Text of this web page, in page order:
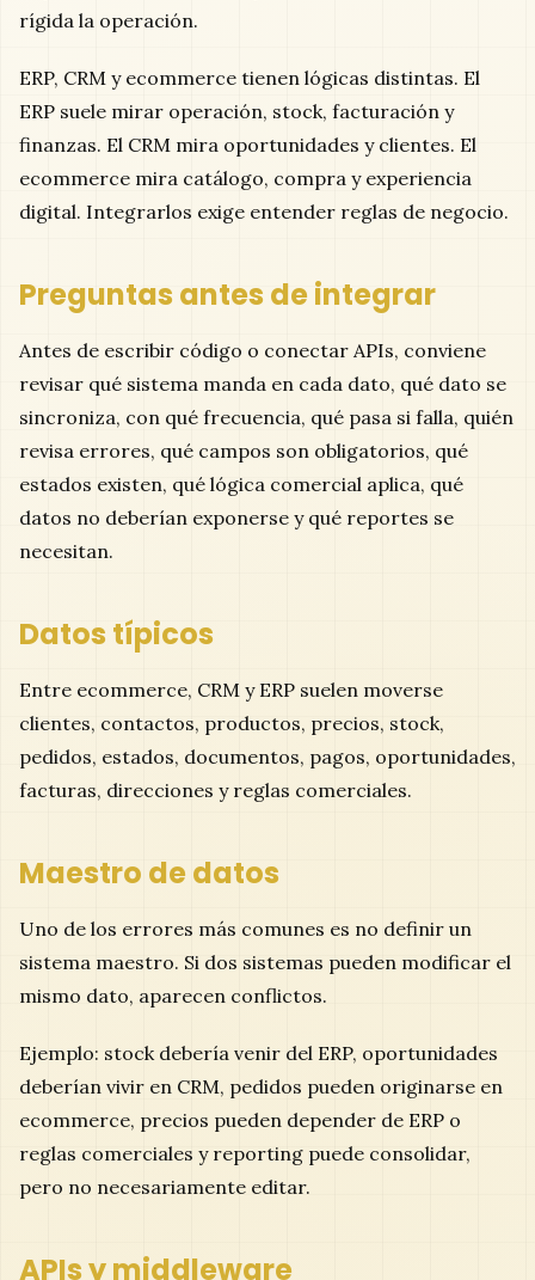
rígida la operación.
ERP, CRM y ecommerce tienen lógicas distintas. El
ERP suele mirar operación, stock, facturación y
finanzas. El CRM mira oportunidades y clientes. El
ecommerce mira catálogo, compra y experiencia
digital. Integrarlos exige entender reglas de negocio.
Preguntas antes de integrar
Antes de escribir código o conectar APIs, conviene
revisar qué sistema manda en cada dato, qué dato se
sincroniza, con qué frecuencia, qué pasa si falla, quién
revisa errores, qué campos son obligatorios, qué
estados existen, qué lógica comercial aplica, qué
datos no deberían exponerse y qué reportes se
necesitan.
Datos típicos
Entre ecommerce, CRM y ERP suelen moverse
clientes, contactos, productos, precios, stock,
pedidos, estados, documentos, pagos, oportunidades,
facturas, direcciones y reglas comerciales.
Maestro de datos
Uno de los errores más comunes es no definir un
sistema maestro. Si dos sistemas pueden modificar el
mismo dato, aparecen conflictos.
Ejemplo: stock debería venir del ERP, oportunidades
deberían vivir en CRM, pedidos pueden originarse en
ecommerce, precios pueden depender de ERP o
reglas comerciales y reporting puede consolidar,
pero no necesariamente editar.
APIs y middleware